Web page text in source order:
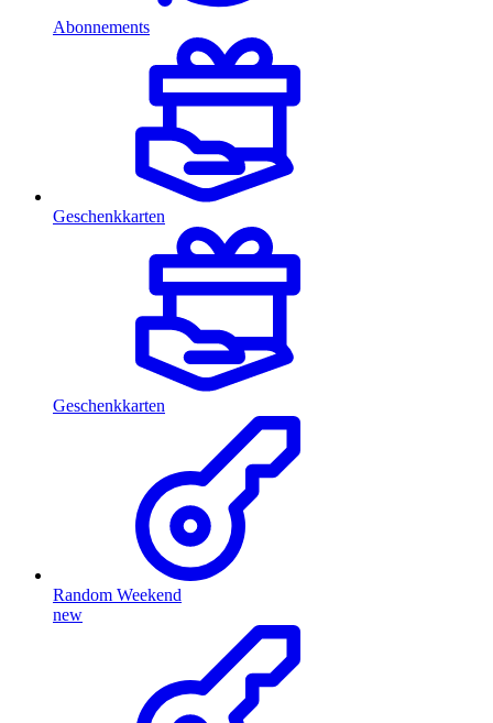
Abonnements
Geschenkkarten
Geschenkkarten
Random Weekend
new